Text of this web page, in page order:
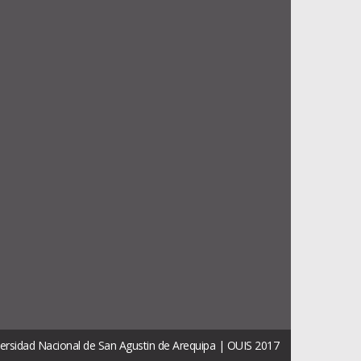
Nacional de San Agustin de Arequipa | OUIS 2017